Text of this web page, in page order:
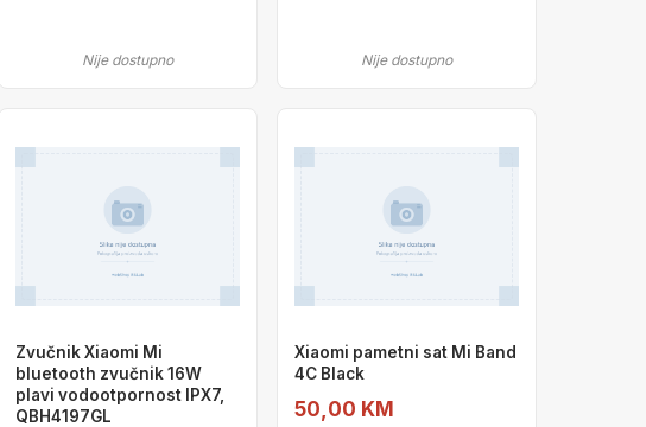
Nije dostupno Nije dostupno
Zvučnik Xiaomi Mi
bluetooth zvučnik 16W
plavi vodootpornost IPX7,
QBH4197GL
Xiaomi pametni sat Mi Band
4C Black
50,00 KM